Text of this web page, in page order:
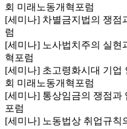
회 미래노동개혁포럼
[세미나] 차별금지법의 쟁점
럼
[세미나] 노사법치주의 실현
혁포럼
[세미나] 초고령화시대 기업
회 미래노동개혁포럼
[세미나] 통상임금의 쟁점과
포럼
[세미나] 노동법상 취업규칙